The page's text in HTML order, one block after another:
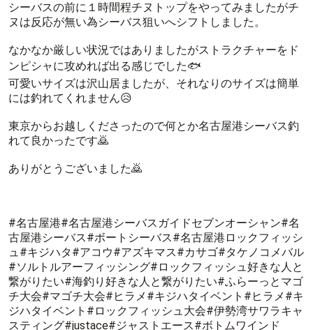
シーバスの前に１時間程チヌトップをやってみましたがチ
ヌは反応が無い為シーバス狙いへシフトしました。
なかなか厳しい状況ではありましたがストラクチャーをド
ンピシャに攻めれば出る感じでした🐟
可愛いサイズは沢山居ましたが、それなりのサイズは簡単
には釣れてくれません😥
東京からお越しくださったので何とか名古屋港シーバス釣
れて良かったです🙇
ありがとうございました🙇
#名古屋港#名古屋港シーバスガイドセブンオーシャン#名
古屋港シーバス#ボートシーバス#名古屋港ロックフィッシ
ュ#キジハタ#アコウ#アズキマス#カサゴ#タケノコメバル
#ソルトルアーフィッシング#ロックフィッシュ好きな人と
繋がりたい#海釣り好きな人と繋がりたい#ふらーっとマゴ
チ大会#マゴチ大会#ヒラメ#キジハタイベント#ヒラメ#キ
ジハタイベント#ロックフィッシュ大会#伊勢湾サワラキャ
スティング#justace#ジャストエース#ボトムワインド